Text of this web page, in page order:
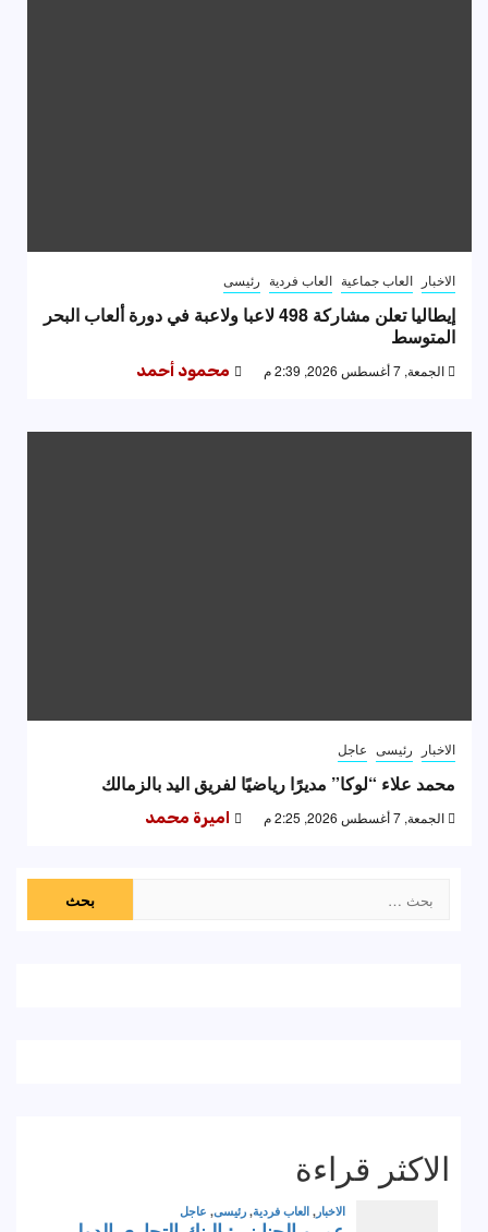
الاخبار العاب جماعية العاب فردية رئيسى
إيطاليا تعلن مشاركة 498 لاعبا ولاعبة في دورة ألعاب البحر
المتوسط
الجمعة, 7 أغسطس 2026, 2:39 م محمود أحمد
الاخبار رئيسى عاجل
محمد علاء “لوكا” مديرًا رياضيًا لفريق اليد بالزمالك
الجمعة, 7 أغسطس 2026, 2:25 م اميرة محمد
عن:
الاكثر قراءة